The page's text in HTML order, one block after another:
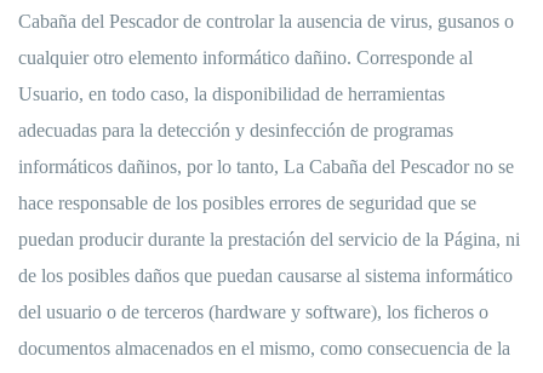
Cabaña del Pescador de controlar la ausencia de virus, gusanos o
cualquier otro elemento informático dañino. Corresponde al
Usuario, en todo caso, la disponibilidad de herramientas
adecuadas para la detección y desinfección de programas
informáticos dañinos, por lo tanto, La Cabaña del Pescador no se
hace responsable de los posibles errores de seguridad que se
puedan producir durante la prestación del servicio de la Página, ni
de los posibles daños que puedan causarse al sistema informático
del usuario o de terceros (hardware y software), los ficheros o
documentos almacenados en el mismo, como consecuencia de la